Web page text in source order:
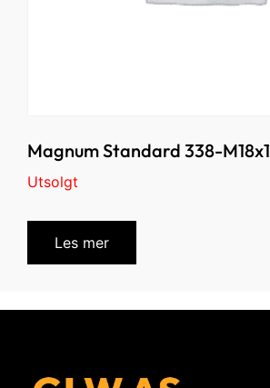
Magnum Standard 338-M18x1
Utsolgt
Les mer